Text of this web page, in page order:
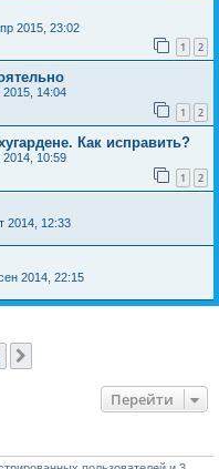
2015, 23:02
1 2
2015, 14:04
1 2
Как исправить?
2014, 10:59
1 2
2014, 12:33
2014, 22:15
Перейти